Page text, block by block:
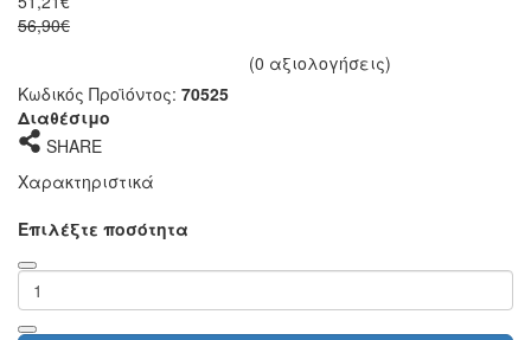
56,90€
(0 αξιολογήσεις)
Κωδικός Προϊόντος: 70525
Διαθέσιμο
SHARE
Χαρακτηριστικά
Επιλέξτε ποσότητα